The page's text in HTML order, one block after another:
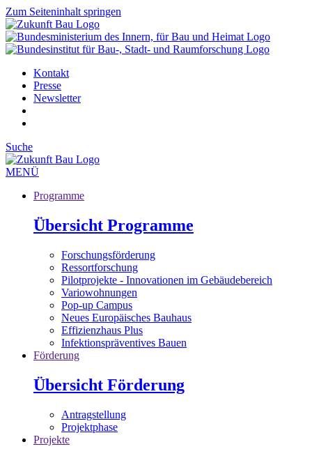
Zum Seiteninhalt springen
Kontakt
Presse
Newsletter
Suche
MENÜ
Programme
Übersicht Programme
Forschungsförderung
Ressortforschung
Pilotprojekte - Innovationen im Gebäudebereich
Variowohnungen
Pop-up Campus
Neues Europäisches Bauhaus
Effizienzhaus Plus
Infektionspräventives Bauen
Förderung
Übersicht Förderung
Antragstellung
Projektphase
Projekte